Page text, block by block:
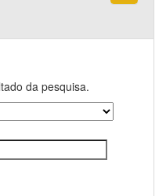
da pesquisa.